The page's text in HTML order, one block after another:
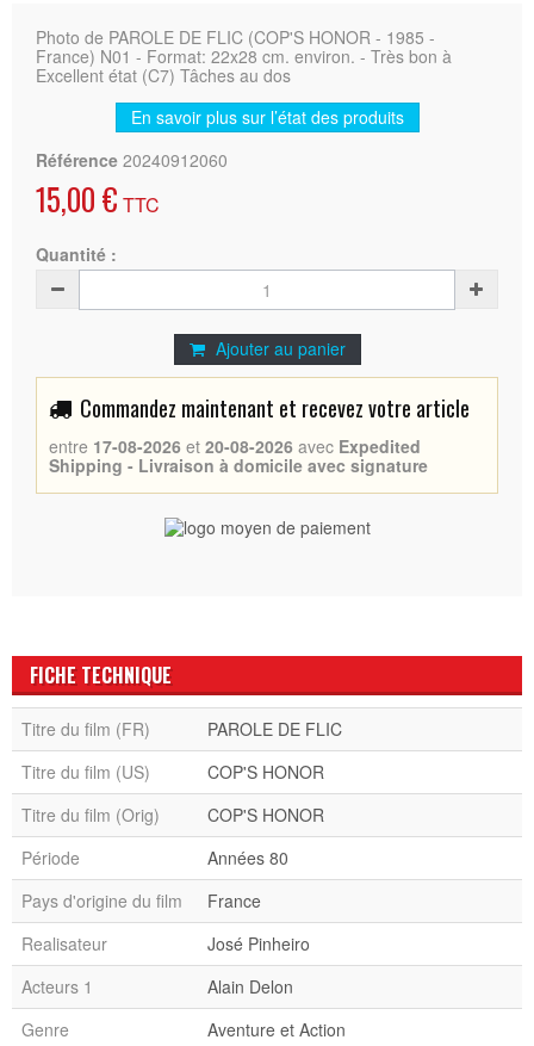
Photo de PAROLE DE FLIC (COP'S HONOR - 1985 -
France) N01 - Format: 22x28 cm. environ. - Très bon à
Excellent état (C7) Tâches au dos
En savoir plus sur l’état des produits
Référence 20240912060
15,00 € TTC
Quantité :
Ajouter au panier
Commandez maintenant et recevez votre article
entre 17-08-2026 et 20-08-2026 avec Expedited
Shipping - Livraison à domicile avec signature
FICHE TECHNIQUE
Titre du film (FR)
PAROLE DE FLIC
Titre du film (US)
COP'S HONOR
Titre du film (Orig)
COP'S HONOR
Période
Années 80
Pays d'origine du film
France
Realisateur
José Pinheiro
Acteurs 1
Alain Delon
Genre
Aventure et Action